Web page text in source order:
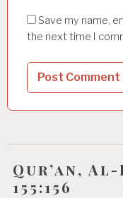
Save my name,
the next time I
Qur’an,
155:156